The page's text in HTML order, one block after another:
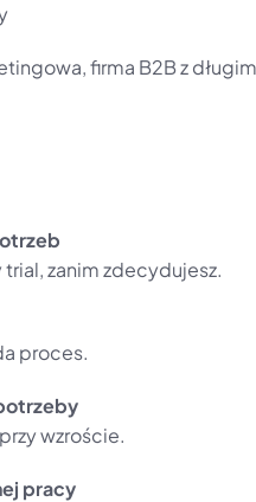
firma B2B z długim
zanim zdecydujesz.
proces.
wzroście.
pracy